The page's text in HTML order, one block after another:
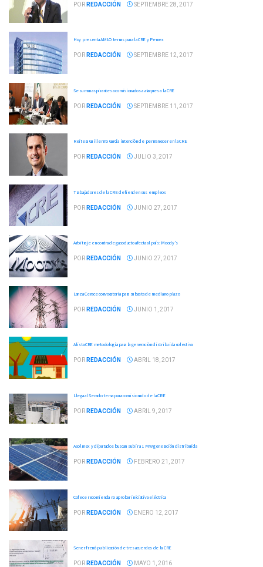
POR REDACCIÓN SEPTIEMBRE 28, 2017
Hoy presenta AMLO ternas para la CRE y Pemex
POR REDACCIÓN SEPTIEMBRE 12, 2017
Se suman aspirantes a comisionados a ataques a la CRE
POR REDACCIÓN SEPTIEMBRE 11, 2017
Reitera Guillermo García intención de permanecer en la CRE
POR REDACCIÓN JULIO 3, 2017
Trabajadores de la CRE defienden sus empleos
POR REDACCIÓN JUNIO 27, 2017
Arbitraje en contra de gasoducto afecta al país: Moody's
POR REDACCIÓN JUNIO 27, 2017
Lanza Cenace convocatoria para subasta de mediano plazo
POR REDACCIÓN JUNIO 1, 2017
Alista CRE metodología para la generación distribuida colectiva
POR REDACCIÓN ABRIL 18, 2017
Llega al Senado terna para comisionado de la CRE
POR REDACCIÓN ABRIL 9, 2017
Asolmex y diputados buscan subir a 1 MW generación distribuida
POR REDACCIÓN FEBRERO 21, 2017
Cofece recomienda no aprobar iniciativa eléctrica
POR REDACCIÓN ENERO 12, 2017
Sener frenó publicación de tres acuerdos de la CRE
POR REDACCIÓN MAYO 1, 2016